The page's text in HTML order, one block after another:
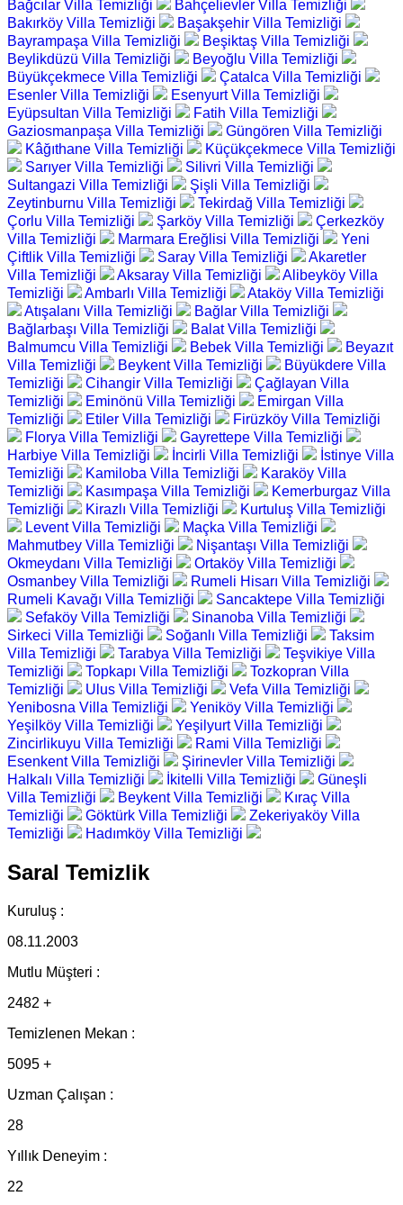
Bağcılar Villa Temizliği
Bahçelievler Villa Temizliği
Bakırköy Villa Temizliği
Başakşehir Villa Temizliği
Bayrampaşa Villa Temizliği
Beşiktaş Villa Temizliği
Beylikdüzü Villa Temizliği
Beyoğlu Villa Temizliği
Büyükçekmece Villa Temizliği
Çatalca Villa Temizliği
Esenler Villa Temizliği
Esenyurt Villa Temizliği
Eyüpsultan Villa Temizliği
Fatih Villa Temizliği
Gaziosmanpaşa Villa Temizliği
Güngören Villa Temizliği
Kâğıthane Villa Temizliği
Küçükçekmece Villa Temizliği
Sarıyer Villa Temizliği
Silivri Villa Temizliği
Sultangazi Villa Temizliği
Şişli Villa Temizliği
Zeytinburnu Villa Temizliği
Tekirdağ Villa Temizliği
Çorlu Villa Temizliği
Şarköy Villa Temizliği
Çerkezköy
Villa Temizliği
Marmara Ereğlisi Villa Temizliği
Yeni
Çiftlik Villa Temizliği
Saray Villa Temizliği
Akaretler
Villa Temizliği
Aksaray Villa Temizliği
Alibeyköy Villa
Temizliği
Ambarlı Villa Temizliği
Ataköy Villa Temizliği
Atışalanı Villa Temizliği
Bağlar Villa Temizliği
Bağlarbaşı Villa Temizliği
Balat Villa Temizliği
Balmumcu Villa Temizliği
Bebek Villa Temizliği
Beyazıt
Villa Temizliği
Beykent Villa Temizliği
Büyükdere Villa
Temizliği
Cihangir Villa Temizliği
Çağlayan Villa
Temizliği
Eminönü Villa Temizliği
Emirgan Villa
Temizliği
Etiler Villa Temizliği
Firüzköy Villa Temizliği
Florya Villa Temizliği
Gayrettepe Villa Temizliği
Harbiye Villa Temizliği
İncirli Villa Temizliği
İstinye Villa
Temizliği
Kamiloba Villa Temizliği
Karaköy Villa
Temizliği
Kasımpaşa Villa Temizliği
Kemerburgaz Villa
Temizliği
Kirazlı Villa Temizliği
Kurtuluş Villa Temizliği
Levent Villa Temizliği
Maçka Villa Temizliği
Mahmutbey Villa Temizliği
Nişantaşı Villa Temizliği
Okmeydanı Villa Temizliği
Ortaköy Villa Temizliği
Osmanbey Villa Temizliği
Rumeli Hisarı Villa Temizliği
Rumeli Kavağı Villa Temizliği
Sancaktepe Villa Temizliği
Sefaköy Villa Temizliği
Sinanoba Villa Temizliği
Sirkeci Villa Temizliği
Soğanlı Villa Temizliği
Taksim
Villa Temizliği
Tarabya Villa Temizliği
Teşvikiye Villa
Temizliği
Topkapı Villa Temizliği
Tozkopran Villa
Temizliği
Ulus Villa Temizliği
Vefa Villa Temizliği
Yenibosna Villa Temizliği
Yeniköy Villa Temizliği
Yeşilköy Villa Temizliği
Yeşilyurt Villa Temizliği
Zincirlikuyu Villa Temizliği
Rami Villa Temizliği
Esenkent Villa Temizliği
Şirinevler Villa Temizliği
Halkalı Villa Temizliği
İkitelli Villa Temizliği
Güneşli
Villa Temizliği
Beykent Villa Temizliği
Kıraç Villa
Temizliği
Göktürk Villa Temizliği
Zekeriyaköy Villa
Temizliği
Hadımköy Villa Temizliği
Saral Temizlik
Kuruluş :
08.11.2003
Mutlu Müşteri :
2482 +
Temizlenen Mekan :
5095 +
Uzman Çalışan :
28
Yıllık Deneyim :
22